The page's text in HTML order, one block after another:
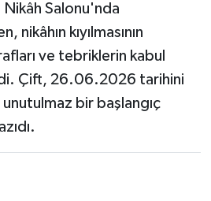
Salonu'nda
kıyılmasının
ve tebriklerin kabul
Çift, 26.06.2026 tarihini
unutulmaz bir başlangıç